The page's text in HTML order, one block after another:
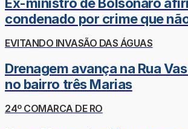
condenado por crime que
EVITANDO INVASÃO DAS ÁGUAS
Drenagem avança na Rua
no bairro três Marias
24º COMARCA DE RO